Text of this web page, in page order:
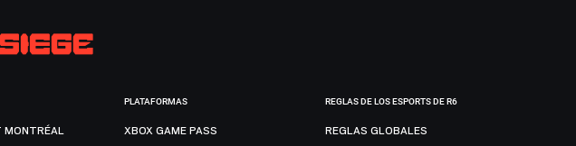
MONTRÉAL
PLATAFORMAS
XBOX GAME PASS
REGLAS DE LOS ESPORTS DE R6
REGLAS GLOBALES